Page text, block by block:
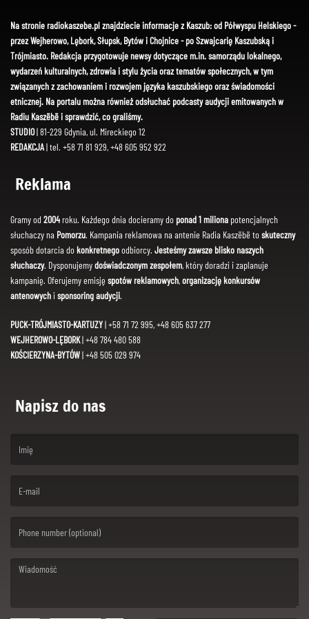
Na stronie radiokaszebe.pl znajdziecie informacje z Kaszub: od Półwyspu Helskiego -
przez Wejherowo, Lębork, Słupsk, Bytów i Chojnice - po Szwajcarię Kaszubską i
Trójmiasto. Redakcja przygotowuje newsy dotyczące m.in. samorządu lokalnego,
wydarzeń kulturalnych, zdrowia i stylu życia oraz tematów społecznych, w tym
związanych z zachowaniem i rozwojem języka kaszubskiego oraz świadomości
etnicznej. Na portalu można również odsłuchać podcasty audycji emitowanych w
Radiu Kaszëbë i sprawdzić, co graliśmy.
STUDIO| 81-229 Gdynia, ul. Mireckiego 12
REDAKCJA| tel. +58 71 81 929, +48 605 952 922
Reklama
Gramy od 2004roku. Każdego dnia docieramy do ponad 1 miliona potencjalnych
słuchaczy na Pomorzu. Kampania reklamowa na antenie Radia Kaszëbë toskuteczny
sposób dotarcia dokonkretnegoodbiorcy. Jesteśmy zawsze blisko naszych
słuchaczy. Dysponujemydoświadczonym zespołem, który doradzi i zaplanuje
kampanię. Oferujemy emisję spotów reklamowych,organizację konkursów
antenowychi sponsoring audycji.
PUCK-TRÓJMIASTO-KARTUZY| +58 71 72 995, +48 605 637 277
WEJHEROWO-LĘBORK| +48 784 480 588
KOŚCIERZYNA-BYTÓW| +48 505 029 974
Napisz do nas